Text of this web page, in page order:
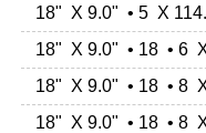
18" X 9.0" • 5 X
18" X 9.0" • 18 • 6
18" X 9.0" • 18 • 8
18" X 9.0" • 18 • 8